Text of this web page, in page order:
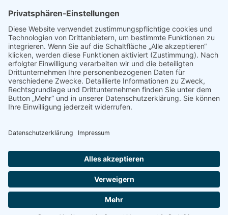
MEDIEN & PRESSE
Informationsfalter
Informativ
Otternet
natur & land
Presse
ÜBER UNS
Regionalgruppen
Statuten
Partner